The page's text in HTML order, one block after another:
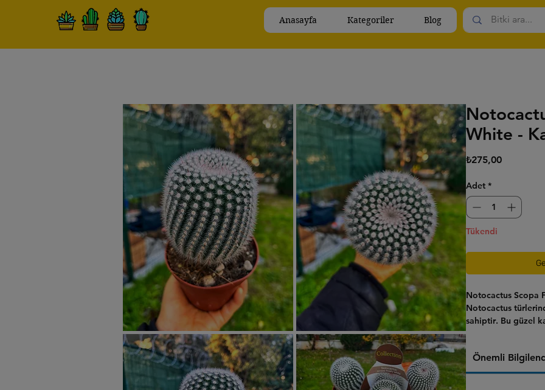
Anasayfa Kategoriler Blog
White -
₺275,00Fiyat
Adet *
Tükendi
Notocactus Scopa
Notocactus
sahiptir. Bu güzel
Önemli